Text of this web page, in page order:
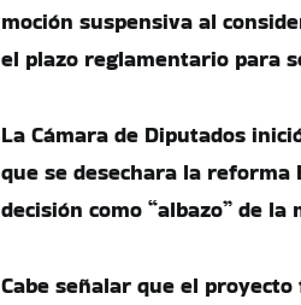
moción suspensiva al
el plazo reglamentario para
La Cámara de Diputados
que se desechara la reforma
decisión como “albazo” de
Cabe señalar que el